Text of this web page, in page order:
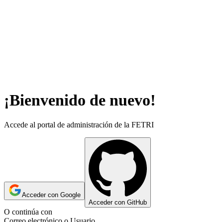
¡Bienvenido de nuevo!
Accede al portal de administración de la FETRI
Acceder con Google
Acceder con GitHub
O continúa con